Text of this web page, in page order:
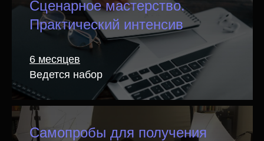
Сценарное мастерство.
Практический интенсив
6 месяцев
Ведется набор
Самопробы для получения
Профессиональное
портфолио
За период обучения в школе кино студент
оттачивает профессиональные навыки
и набивает руку на реальных проектах.
Итогом обучения станет портфолио
«Индустрия»